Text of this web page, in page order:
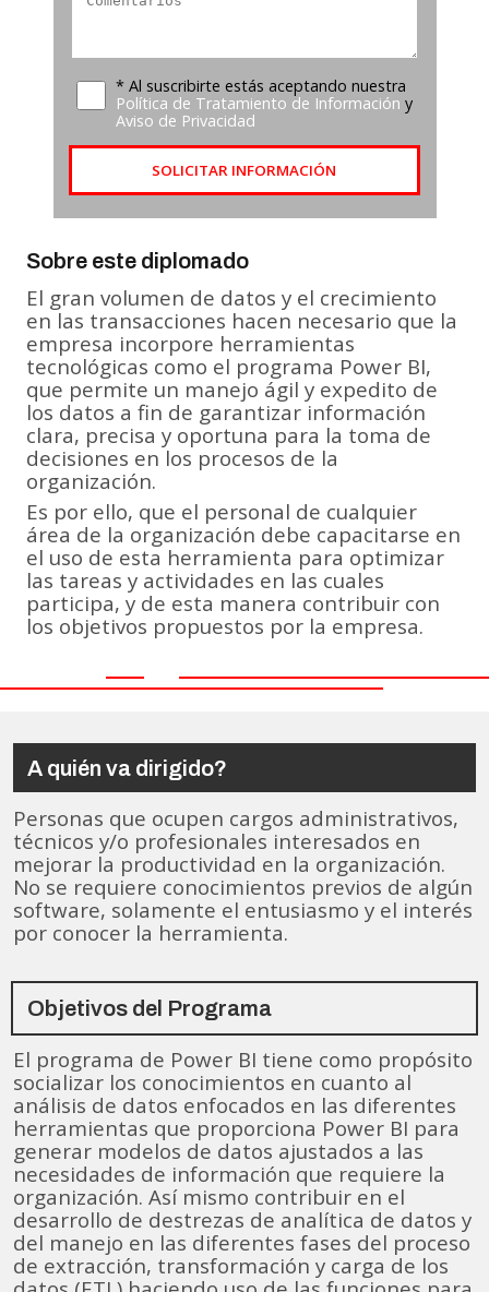
* Al suscribirte estás aceptando nuestra
Política de Tratamiento de Información y
Aviso de Privacidad
SOLICITAR INFORMACIÓN
Sobre este diplomado
El gran volumen de datos y el crecimiento
en las transacciones hacen necesario que la
empresa incorpore herramientas
tecnológicas como el programa Power BI,
que permite un manejo ágil y expedito de
los datos a fin de garantizar información
clara, precisa y oportuna para la toma de
decisiones en los procesos de la
organización.
Es por ello, que el personal de cualquier
área de la organización debe capacitarse en
el uso de esta herramienta para optimizar
las tareas y actividades en las cuales
participa, y de esta manera contribuir con
los objetivos propuestos por la empresa.
A quién va dirigido?
Personas que ocupen cargos administrativos,
técnicos y/o profesionales interesados en
mejorar la productividad en la organización.
No se requiere conocimientos previos de algún
software, solamente el entusiasmo y el interés
por conocer la herramienta.
Objetivos del Programa
El programa de Power BI tiene como propósito
socializar los conocimientos en cuanto al
análisis de datos enfocados en las diferentes
herramientas que proporciona Power BI para
generar modelos de datos ajustados a las
necesidades de información que requiere la
organización. Así mismo contribuir en el
desarrollo de destrezas de analítica de datos y
del manejo en las diferentes fases del proceso
de extracción, transformación y carga de los